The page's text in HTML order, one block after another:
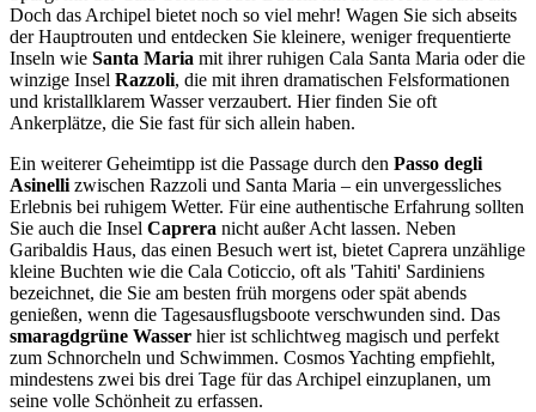
Doch das Archipel bietet noch so viel mehr! Wagen Sie sich abseits
der Hauptrouten und entdecken Sie kleinere, weniger frequentierte
Inseln wie Santa Maria mit ihrer ruhigen Cala Santa Maria oder die
winzige Insel Razzoli, die mit ihren dramatischen Felsformationen
und kristallklarem Wasser verzaubert. Hier finden Sie oft
Ankerplätze, die Sie fast für sich allein haben.
Ein weiterer Geheimtipp ist die Passage durch den Passo degli
Asinelli zwischen Razzoli und Santa Maria – ein unvergessliches
Erlebnis bei ruhigem Wetter. Für eine authentische Erfahrung sollten
Sie auch die Insel Caprera nicht außer Acht lassen. Neben
Garibaldis Haus, das einen Besuch wert ist, bietet Caprera unzählige
kleine Buchten wie die Cala Coticcio, oft als 'Tahiti' Sardiniens
bezeichnet, die Sie am besten früh morgens oder spät abends
genießen, wenn die Tagesausflugsboote verschwunden sind. Das
smaragdgrüne Wasser hier ist schlichtweg magisch und perfekt
zum Schnorcheln und Schwimmen. Cosmos Yachting empfiehlt,
mindestens zwei bis drei Tage für das Archipel einzuplanen, um
seine volle Schönheit zu erfassen.